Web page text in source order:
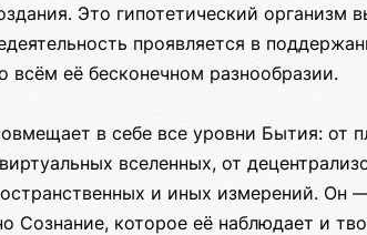
Это гипотетический организм
проявляется в
всём её бесконечном разнообразии.
в себе все уровни Бытия: от
вселенных, от
и иных измерений. Он
Сознание, которое её наблюдает и